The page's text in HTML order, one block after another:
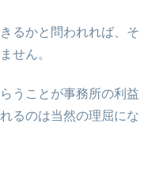
るかと問われれば、そ
せん。
うことが事務所の利益
るのは当然の理屈にな